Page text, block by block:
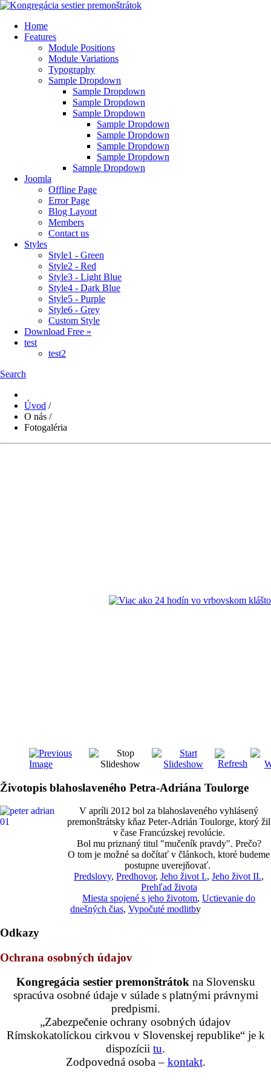
Home
Features
Module Positions
Module Variations
Typography
Sample Dropdown
Sample Dropdown
Sample Dropdown
Sample Dropdown
Sample Dropdown
Sample Dropdown
Sample Dropdown
Sample Dropdown
Sample Dropdown
Joomla
Offline Page
Error Page
Blog Layout
Members
Contact us
Styles
Style1 - Green
Style2 - Red
Style3 - Light Blue
Style4 - Dark Blue
Style5 - Purple
Style6 - Grey
Custom Style
Download Free »
test
test2
Search
Úvod /
O nás /
Fotogaléria
Životopis blahoslaveného Petra-Adriána Toulorge
V apríli 2012 bol za blahoslaveného vyhlásený
premonštrátsky kňaz Peter-Adrián Toulorge, ktorý žil
v čase Francúzskej revolúcie.
Bol mu priznaný titul "mučeník pravdy". Prečo?
O tom je možné sa dočítať v článkoch, ktoré budeme
postupne uverejňovať.
Predslovy, Predhovor, Jeho život I., Jeho život II.,
Prehľad života
Miesta spojené s jeho životom, Uctievanie do
dnešných čias, Vypočuté modlitby
Odkazy
Ochrana osobných údajov
Kongregácia sestier premonštrátok na Slovensku
spracúva osobné údaje v súlade s platnými právnymi
predpismi.
„Zabezpečenie ochrany osobných údajov
Rímskokatolíckou cirkvou v Slovenskej republike“ je k
dispozícii tu.
Zodpovedná osoba – kontakt.